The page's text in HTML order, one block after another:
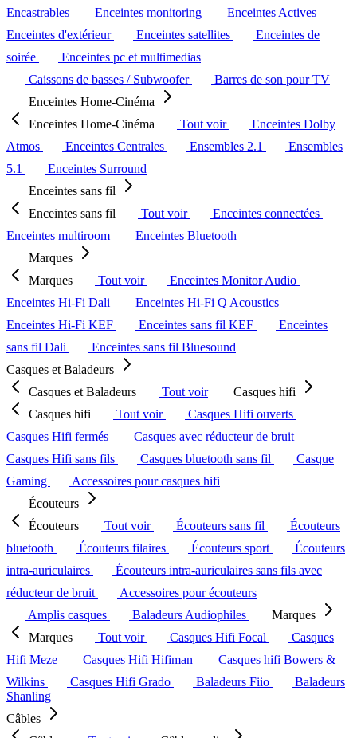
Encastrables
Enceintes monitoring
Enceintes Actives
Enceintes d'extérieur
Enceintes satellites
Enceintes de
soirée
Enceintes pc et multimedias
Caissons de basses / Subwoofer
Barres de son pour TV
Enceintes Home-Cinéma
Enceintes Home-Cinéma
Tout voir
Enceintes Dolby
Atmos
Enceintes Centrales Ensembles 2.1
Ensembles
5.1
Enceintes Surround
Enceintes sans fil
Enceintes sans fil
Tout voir
Enceintes connectées
Enceintes multiroom
Enceintes Bluetooth
Marques
Marques
Tout voir
Enceintes Monitor Audio
Enceintes Hi-Fi Dali
Enceintes Hi-Fi Q Acoustics
Enceintes Hi-Fi KEF
Enceintes sans fil KEF
Enceintes
sans fil Dali
Enceintes sans fil Bluesound
Casques et Baladeurs
Casques et Baladeurs
Tout voir
Casques hifi
Casques hifi
Tout voir
Casques Hifi ouverts
Casques Hifi fermés
Casques avec réducteur de bruit
Casques Hifi sans fils
Casques bluetooth sans fil
Casque
Gaming
Accessoires pour casques hifi
Écouteurs
Écouteurs
Tout voir Écouteurs sans fil
Écouteurs
bluetooth
Écouteurs filaires Écouteurs sport
Écouteurs
intra-auriculaires
Écouteurs intra-auriculaires sans fils avec
réducteur de bruit
Accessoires pour écouteurs
Amplis casques
Baladeurs Audiophiles
Marques
Marques
Tout voir Casques Hifi Focal
Casques
Hifi Meze
Casques Hifi Hifiman
Casques hifi Bowers &
Wilkins
Casques Hifi Grado Baladeurs Fiio
Baladeurs
Shanling
Câbles